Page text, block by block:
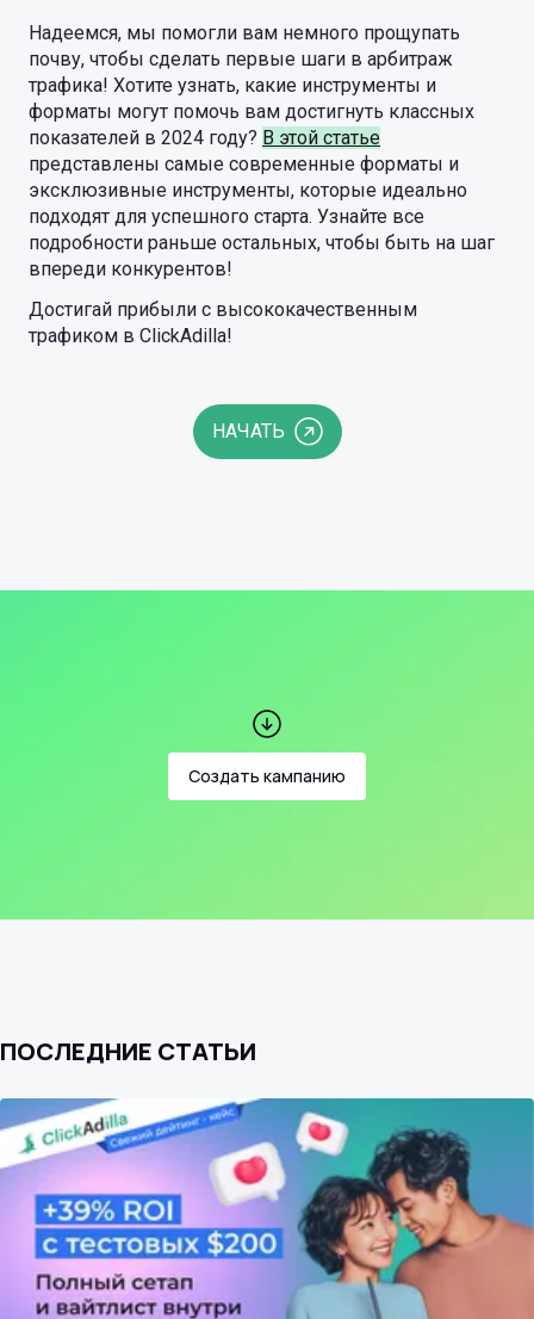
Надеемся, мы помогли вам немного прощупать
почву, чтобы сделать первые шаги в арбитраж
трафика! Хотите узнать, какие инструменты и
форматы могут помочь вам достигнуть классных
показателей в 2024 году? В этой статье
представлены самые современные форматы и
эксклюзивные инструменты, которые идеально
подходят для успешного старта. Узнайте все
подробности раньше остальных, чтобы быть на шаг
впереди конкурентов!
Достигай прибыли с высококачественным
трафиком в ClickAdilla!
НАЧАТЬ
Создать кампанию
ПОСЛЕДНИЕ СТАТЬИ